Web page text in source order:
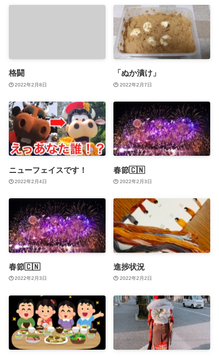
格闘
2022年2月8日
「ぬか漬け」
2022年2月7日
ニューフェイスです！
2022年2月4日
春節🇨🇳
2022年2月3日
春節🇨🇳
2022年2月3日
進捗状況
2022年2月2日